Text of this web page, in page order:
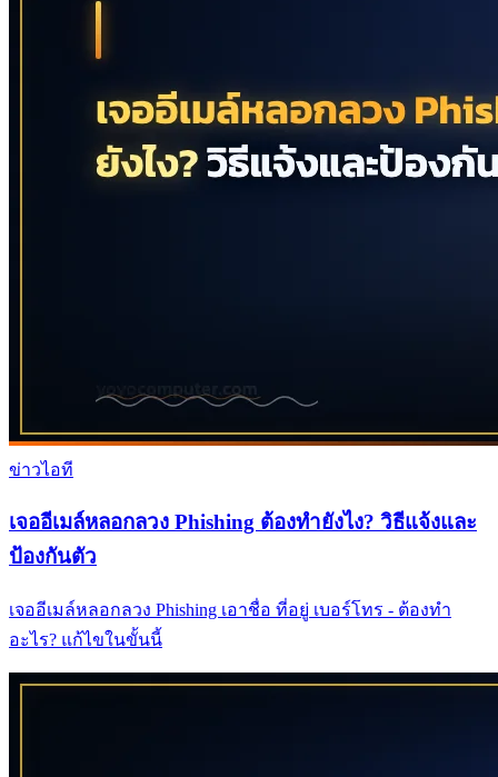
ข่าวไอที
เจออีเมล์หลอกลวง Phishing ต้องทำยังไง? วิธีแจ้งและ
ป้องกันตัว
เจออีเมล์หลอกลวง Phishing เอาชื่อ ที่อยู่ เบอร์โทร - ต้องทำ
อะไร? แก้ไขในขั้นนี้